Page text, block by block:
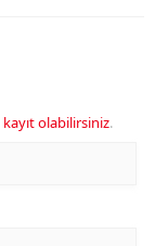
kayıt olabilirsiniz.